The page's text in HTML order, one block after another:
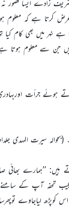
زادے ایسا قصور
کرتا ہے کہ
نہر میں بھی کام
1860ء کے بعض کاغذات دیکھے
ہوئے جرأت
سیرت المہدی
ہیں: ’’ہمارے
تحفہ آپ کے
اس کوپڑھ لیاجاوے